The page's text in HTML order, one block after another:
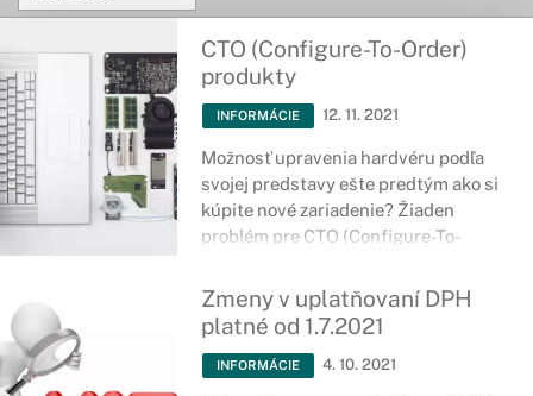
CTO (Configure-To-Order)
produkty
INFORMÁCIE 12. 11. 2021
Možnosť upravenia hardvéru podľa
svojej predstavy ešte predtým ako si
kúpite nové zariadenie? Žiaden
problém pre CTO (Configure-To-
pokiaľ to umožňuje aj konkrétna
konfigurácia.
Zmeny v uplatňovaní DPH
platné od 1.7.2021
INFORMÁCIE 4. 10. 2021